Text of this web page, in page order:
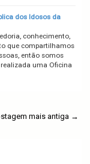
dos Idosos da
conhecimento,
que compartilhamos
então somos
uma Oficina
mais antiga →